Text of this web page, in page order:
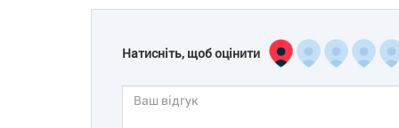
Натисніть, щоб оцінити